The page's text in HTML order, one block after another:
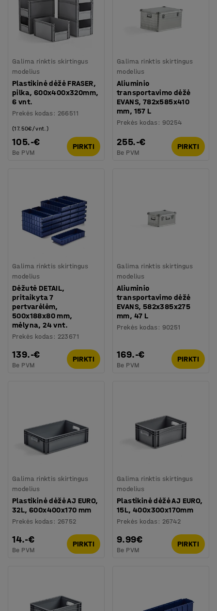
Galima rinktis skirtingus
modelius
Plastikinė dėžė FRASER,
pilka, 600x400x320mm,
6 vnt.
Prekės kodas : 266511
105.-€
(17.50€/vnt.)
Be PVM
PIRKTI
Galima rinktis skirtingus
modelius
Aliuminio
transportavimo dėžė
EVANS, 782x585x410
mm, 157 L
Prekės kodas : 90254
255.-€
Be PVM
PIRKTI
Galima rinktis skirtingus
modelius
Dėžutė DETAIL,
pritaikyta 7
pertvarėlėm,
500x188x80 mm,
mėlyna, 24 vnt.
Prekės kodas : 223671
139.-€
Be PVM
PIRKTI
Galima rinktis skirtingus
modelius
Aliuminio
transportavimo dėžė
EVANS, 582x385x275
mm, 47 L
Prekės kodas : 90251
169.-€
Be PVM
PIRKTI
Galima rinktis skirtingus
modelius
Plastikinė dėžė AJ EURO,
32L, 600x400x170 mm
Prekės kodas : 26752
14.-€
Be PVM
PIRKTI
Galima rinktis skirtingus
modelius
Plastikinė dėžė AJ EURO,
15L, 400x300x170mm
Prekės kodas : 26742
9.99€
Be PVM
PIRKTI